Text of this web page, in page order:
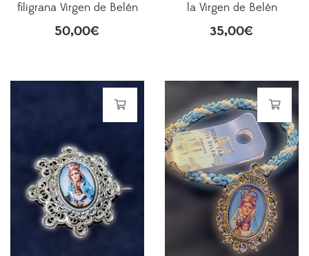
filigrana Virgen de Belén
50,00€
la Virgen de Belén
35,00€